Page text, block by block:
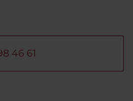
46 61